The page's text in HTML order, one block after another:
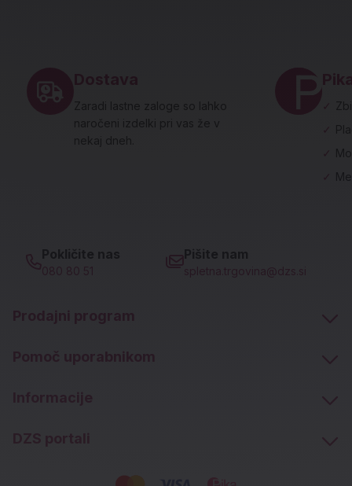
Dostava
Zaradi lastne zaloge so lahko
naročeni izdelki pri vas že v
nekaj dneh.
Pokličite nas
080 80 51
Pišite nam
spletna.trgovina@dzs.si
Prodajni program
Pomoč uporabnikom
Informacije
DZS portali